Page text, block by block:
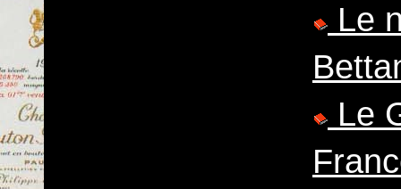
Le
Le